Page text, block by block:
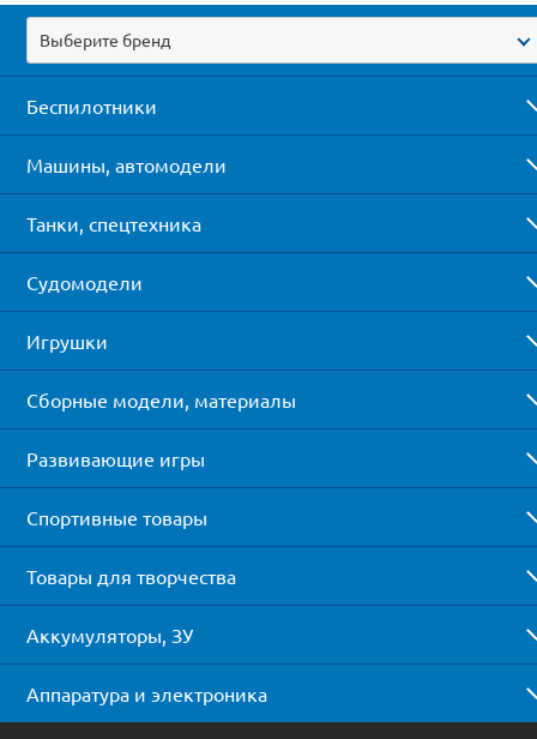
Выберите бренд
Беспилотники
Машины, автомодели
Танки, спецтехника
Судомодели
Игрушки
Сборные модели, материалы
Развивающие игры
Спортивные товары
Товары для творчества
Аккумуляторы, ЗУ
Аппаратура и электроника